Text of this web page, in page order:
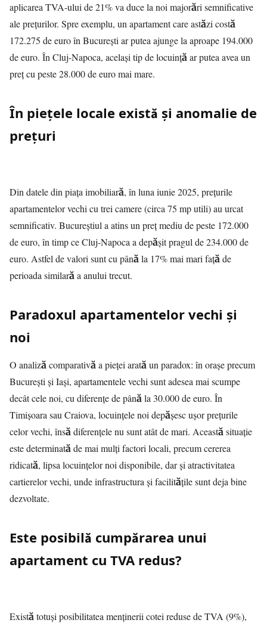
aplicarea TVA-ului de 21% va duce la noi majorări semnificative
ale prețurilor. Spre exemplu, un apartament care astăzi costă
172.275 de euro în București ar putea ajunge la aproape 194.000
de euro. În Cluj-Napoca, același tip de locuință ar putea avea un
preț cu peste 28.000 de euro mai mare.
În piețele locale există și anomalie de
prețuri
Din datele din piața imobiliară, în luna iunie 2025, prețurile
apartamentelor vechi cu trei camere (circa 75 mp utili) au urcat
semnificativ. Bucureștiul a atins un preț mediu de peste 172.000
de euro, în timp ce Cluj-Napoca a depășit pragul de 234.000 de
euro. Astfel de valori sunt cu până la 17% mai mari față de
perioada similară a anului trecut.
Paradoxul apartamentelor vechi și
noi
O analiză comparativă a pieței arată un paradox: în orașe precum
București și Iași, apartamentele vechi sunt adesea mai scumpe
decât cele noi, cu diferențe de până la 30.000 de euro. În
Timișoara sau Craiova, locuințele noi depășesc ușor prețurile
celor vechi, însă diferențele nu sunt atât de mari. Această situație
este determinată de mai mulți factori locali, precum cererea
ridicată, lipsa locuințelor noi disponibile, dar și atractivitatea
cartierelor vechi, unde infrastructura și facilitățile sunt deja bine
dezvoltate.
Este posibilă cumpărarea unui
apartament cu TVA redus?
Există totuși posibilitatea menținerii cotei reduse de TVA (9%),